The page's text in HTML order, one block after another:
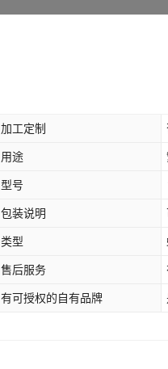
加工定制
用途
型号
包装说明
类型
售后服务
有可授权的自有品牌